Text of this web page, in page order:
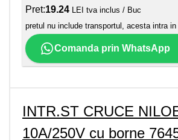
Pret:19.24 LEI tva inclus / Buc
pretul nu include transportul, acesta intra
Comanda prin WhatsApp
INTR.ST CRUCE
10A/250V cu borne